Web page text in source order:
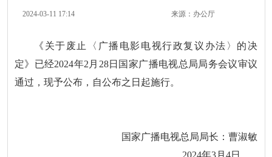
2024-03-11 17:14 来源： 办公厅
《关于废止〈广播电影电视行政复议办法〉的决
定》已经2024年2月28日国家广播电视总局局务会议审议
通过，现予公布，自公布之日起施行。
国家广播电视总局局长：曹淑敏
2024年3月4日